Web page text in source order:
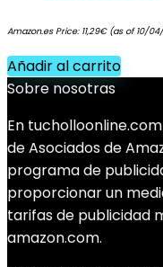
Amazon.es Price: 11,29€(as of 10/
Añadir al carrito
Sobre nosotras
En
de Asociados de
programa de
proporcionar un
tarifas de publicidad
amazon.com.